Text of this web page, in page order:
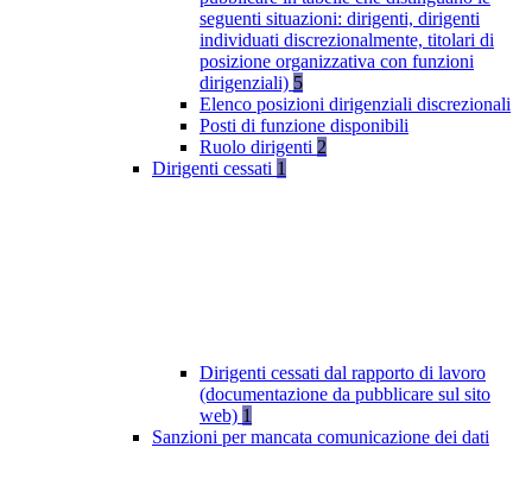
seguenti situazioni: dirigenti, dirigenti
individuati discrezionalmente, titolari di
posizione organizzativa con funzioni
dirigenziali) 5
Elenco posizioni dirigenziali discrezionali
Posti di funzione disponibili
Ruolo dirigenti 2
Dirigenti cessati 1
Dirigenti cessati dal rapporto di lavoro
(documentazione da pubblicare sul sito
web) 1
Sanzioni per mancata comunicazione dei dati